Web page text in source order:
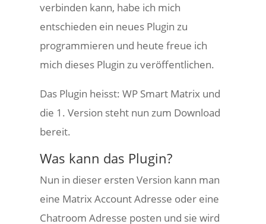
verbinden kann, habe ich mich
entschieden ein neues Plugin zu
programmieren und heute freue ich
mich dieses Plugin zu veröffentlichen.
Das Plugin heisst: WP Smart Matrix und
die 1. Version steht nun zum Download
bereit.
Was kann das Plugin?
Nun in dieser ersten Version kann man
eine Matrix Account Adresse oder eine
Chatroom Adresse posten und sie wird